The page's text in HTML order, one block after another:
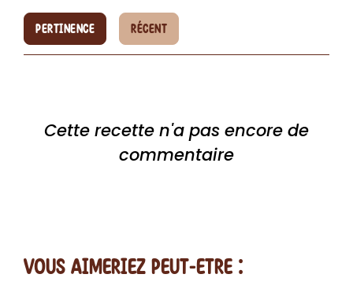
PERTINENCE RÉCENT
Cette recette n'a pas encore de
commentaire
vous AIMERiEZ PEUT-ETRE :